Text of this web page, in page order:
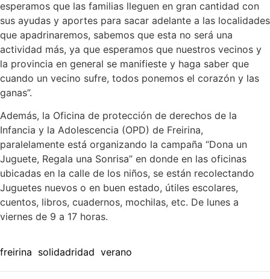
esperamos que las familias lleguen en gran cantidad con
sus ayudas y aportes para sacar adelante a las localidades
que apadrinaremos, sabemos que esta no será una
actividad más, ya que esperamos que nuestros vecinos y
la provincia en general se manifieste y haga saber que
cuando un vecino sufre, todos ponemos el corazón y las
ganas”.
Además, la Oficina de protección de derechos de la
Infancia y la Adolescencia (OPD) de Freirina,
paralelamente está organizando la campaña “Dona un
Juguete, Regala una Sonrisa” en donde en las oficinas
ubicadas en la calle de los niños, se están recolectando
Juguetes nuevos o en buen estado, útiles escolares,
cuentos, libros, cuadernos, mochilas, etc. De lunes a
viernes de 9 a 17 horas.
freirina solidadridad verano